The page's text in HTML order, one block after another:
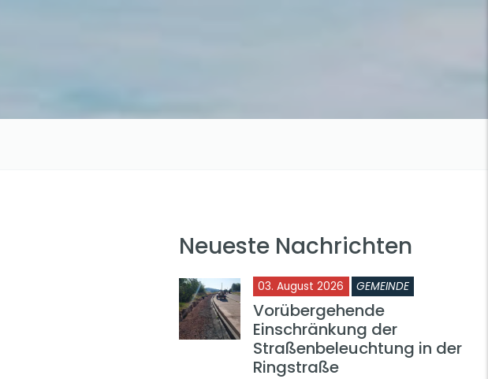
Neueste Nachrichten
03. August 2026 GEMEINDE
Vorübergehende
Einschränkung der
Straßenbeleuchtung in der
Ringstraße